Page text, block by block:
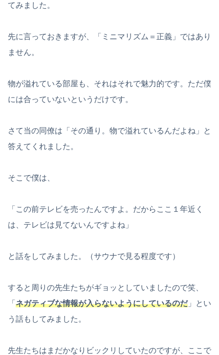
てみました。
先に言っておきますが、「ミニマリズム＝正義」ではあり
ません。
物が溢れている部屋も、それはそれで魅力的です。ただ僕
には合っていないというだけです。
さて当の同僚は「その通り。物で溢れているんだよね」と
答えてくれました。
そこで僕は、
「この前テレビを売ったんですよ。だからここ１年近く
は、テレビは見てないんですよね」
と話をしてみました。（サウナで見る程度です）
すると周りの先生たちがギョッとしていましたので笑、
「 ネガティブな情報が入らないようにしているのだ」とい
う話もしてみました。
先生たちはまだかなりビックリしていたのですが、ここで